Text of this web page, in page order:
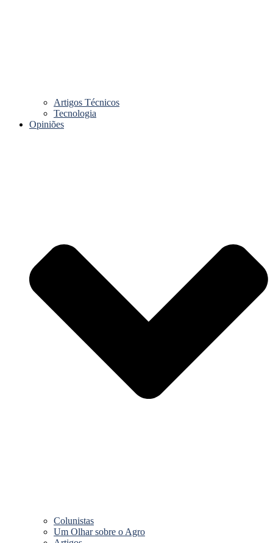
Artigos Técnicos
Tecnologia
Opiniões
Colunistas
Um Olhar sobre o Agro